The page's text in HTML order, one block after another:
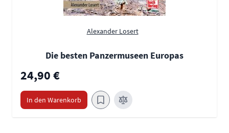
Alexander Losert
Die besten Panzermuseen Europas
24,90 €
In den Warenkorb